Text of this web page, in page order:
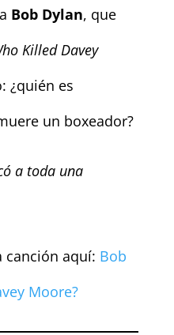
Bob Dylan, que
Killed Davey
¿quién es
un boxeador?
a toda una
canción aquí: Bob
Moore?